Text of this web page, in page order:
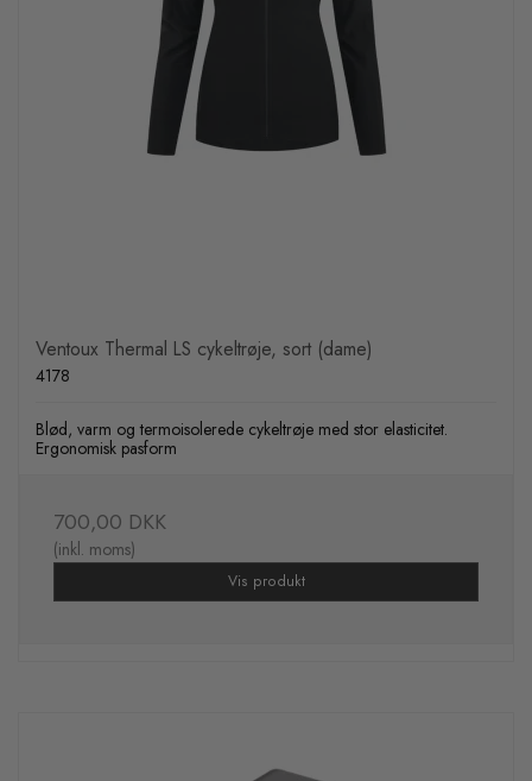
Ventoux Thermal LS cykeltrøje, sort (dame)
4178
Blød, varm og termoisolerede cykeltrøje med stor elasticitet.
Ergonomisk pasform
700,00 DKK
(inkl. moms)
Vis produkt